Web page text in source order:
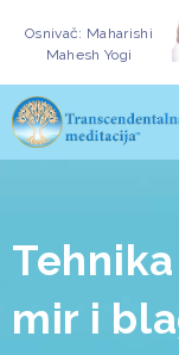
Osnivač: Maharishi
Mahesh Yogi
mir i